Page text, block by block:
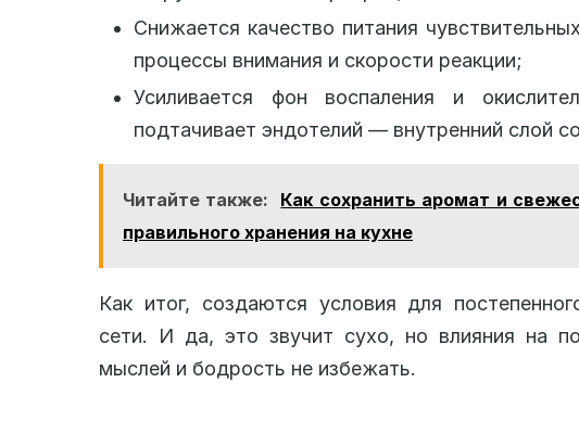
Снижается качество питания
процессы внимания и скорости реакции;
Усиливается фон воспаления и
подтачивает эндотелий — внутренний слой
Читайте также:
Как сохранить аромат и
правильного хранения на кухне
Как итог, создаются условия для
сети. И да, это звучит сухо, но влияния на
мыслей и бодрость не избежать.